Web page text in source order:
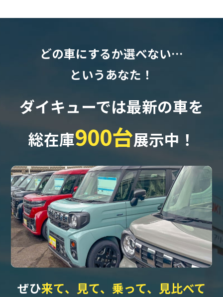
どの車にするか選べない…
というあなた！
ダイキューでは最新の車を
総在庫900台展示中！
ぜひ来て、見て、乗って、見比べて